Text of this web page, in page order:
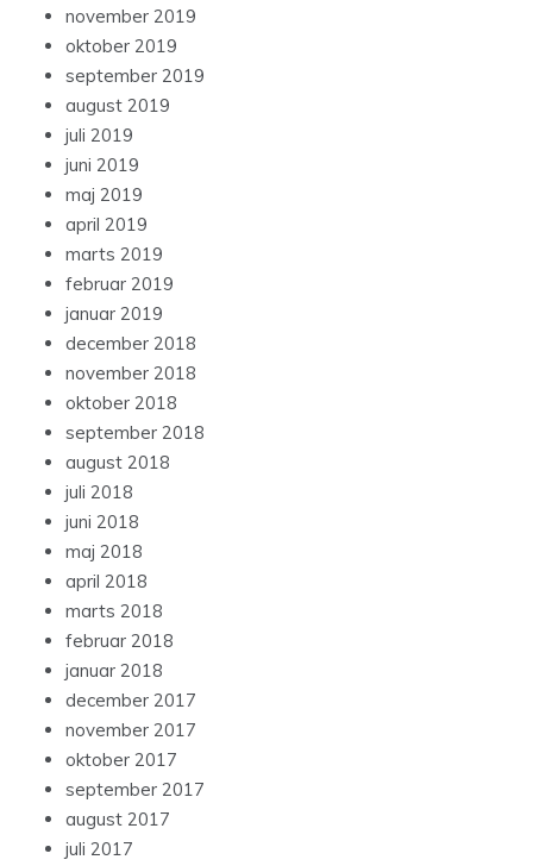
november 2019
oktober 2019
september 2019
august 2019
juli 2019
juni 2019
maj 2019
april 2019
marts 2019
februar 2019
januar 2019
december 2018
november 2018
oktober 2018
september 2018
august 2018
juli 2018
juni 2018
maj 2018
april 2018
marts 2018
februar 2018
januar 2018
december 2017
november 2017
oktober 2017
september 2017
august 2017
juli 2017